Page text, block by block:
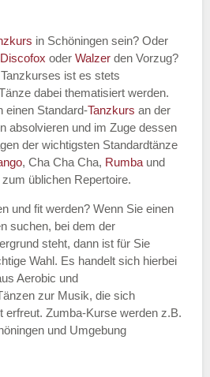
*
in Schöningen sein? Oder
Discofox oder Walzer den Vorzug?
ist es stets
dabei thematisiert werden.
einen Standard-Tanzkurs an der
absolvieren und im Zuge dessen
der wichtigsten Standardtänze
, Cha Cha Cha, Rumba und
üblichen Repertoire.
und fit werden? Wenn Sie einen
suchen, bei dem der
steht, dann ist für Sie
Wahl. Es handelt sich hierbei
Aerobic und
zur Musik, die sich
erfreut. Zumba-Kurse werden z.B.
und Umgebung